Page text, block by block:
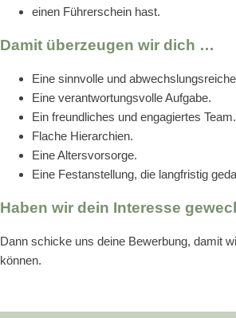
einen Führerschein hast.
Damit überzeugen wir dich …
Eine sinnvolle und
Eine verantwortungsvolle Aufgabe.
Ein freundliches und engagiertes Team.
Flache Hierarchien.
Eine Altersvorsorge.
Eine Festanstellung, die langfristig
Haben wir dein Interesse
Dann schicke uns deine Bewerbung, damit
können.